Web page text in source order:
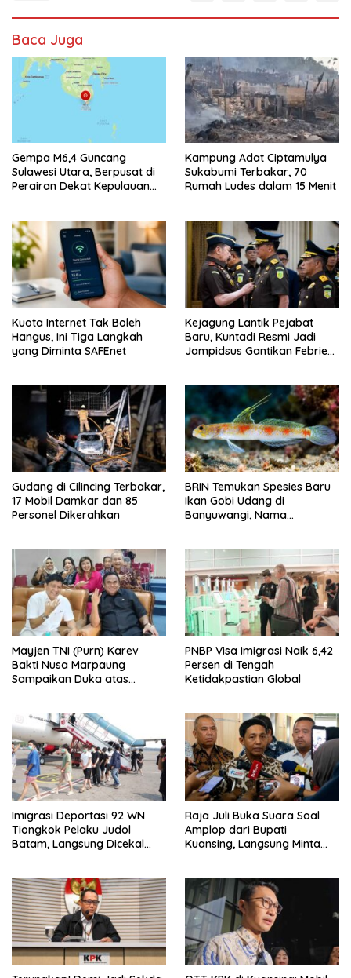
Baca Juga
Gempa M6,4 Guncang
Sulawesi Utara, Berpusat di
Perairan Dekat Kepulauan
Kampung Adat Ciptamulya
Sukabumi Terbakar, 70
Rumah Ludes dalam 15 Menit
Kuota Internet Tak Boleh
Hangus, Ini Tiga Langkah
yang Diminta SAFEnet
Kejagung Lantik Pejabat
Baru, Kuntadi Resmi Jadi
Jampidsus Gantikan Febrie
Gudang di Cilincing Terbakar,
17 Mobil Damkar dan 85
Personel Dikerahkan
BRIN Temukan Spesies Baru
Ikan Gobi Udang di
Banyuwangi, Nama
Mayjen TNI (Purn) Karev
Bakti Nusa Marpaung
Sampaikan Duka atas
PNBP Visa Imigrasi Naik 6,42
Persen di Tengah
Ketidakpastian Global
Imigrasi Deportasi 92 WN
Tiongkok Pelaku Judol
Batam, Langsung Dicekal
Raja Juli Buka Suara Soal
Amplop dari Bupati
Kuansing, Langsung Minta